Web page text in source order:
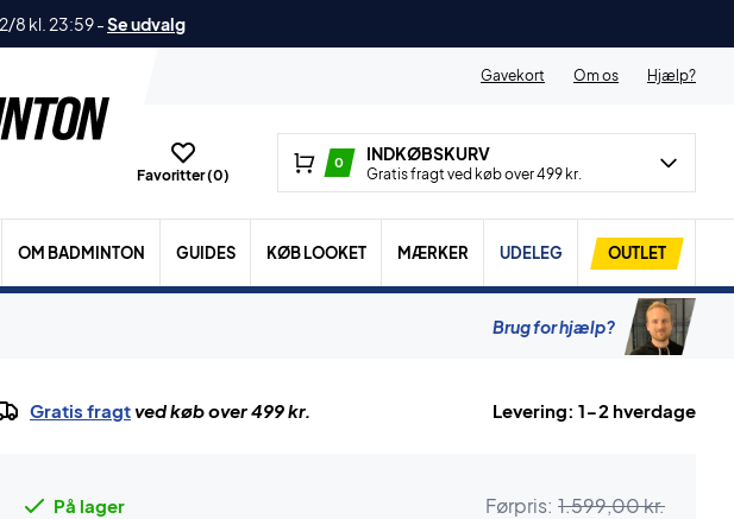
8 kl. 23:59-Se udvalg
Gavekort Om os Hjælp?
Favoritter (0)
0 INDKØBSKURV
Gratis fragt ved køb over 499 kr.
OM BADMINTON GUIDES KØB LOOKET MÆRKER UDELEG OUTLET
Brug for hjælp?
Gratis fragtved køb over 499 kr. Levering: 1-2 hverdage
På lager Førpris: 1.599,00 kr.